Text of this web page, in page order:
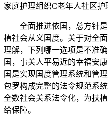
家庭护理组织C老年人社区护
全面推进依国，总方针是
植社会从义国度。关于对全
理解，下列哪一选项是不准
国，事关人平易近的幸福安
国是实现国度管理系统和管
包罗构成完整的法令规范系
全数社会关系法令化，为扶
给保障。